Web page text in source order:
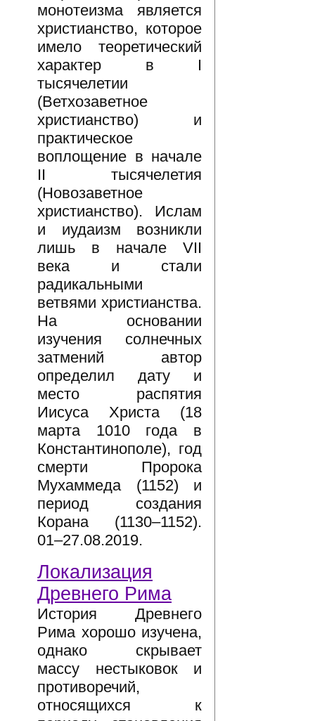
монотеизма является
христианство, которое
имело теоретический
характер в I
тысячелетии
(Ветхозаветное
христианство) и
практическое
воплощение в начале
II тысячелетия
(Новозаветное
христианство). Ислам
и иудаизм возникли
лишь в начале VII
века и стали
радикальными
ветвями христианства.
На основании
изучения солнечных
затмений автор
определил дату и
место распятия
Иисуса Христа (18
марта 1010 года в
Константинополе), год
смерти Пророка
Мухаммеда (1152) и
период создания
Корана (1130–1152).
01–27.08.2019.
Локализация
Древнего Рима
История Древнего
Рима хорошо изучена,
однако скрывает
массу нестыковок и
противоречий,
относящихся к